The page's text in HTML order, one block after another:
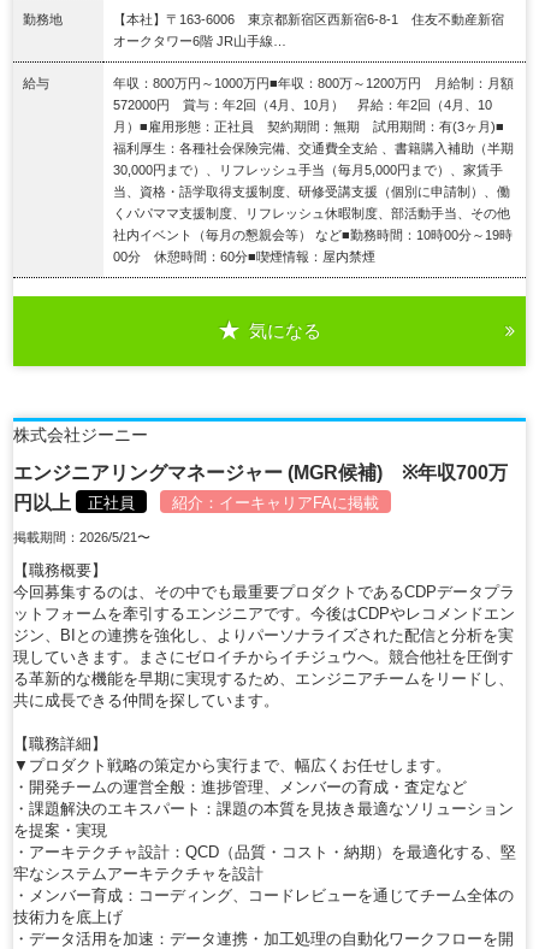
勤務地
【本社】〒163-6006 東京都新宿区西新宿6-8-1 住友不動産新宿
オークタワー6階 JR山手線…
給与
年収：800万円～1000万円■年収：800万～1200万円 月給制：月額
572000円 賞与：年2回（4月、10月） 昇給：年2回（4月、10
月）■雇用形態：正社員 契約期間：無期 試用期間：有(3ヶ月)■
福利厚生：各種社会保険完備、交通費全支給 、書籍購入補助（半期
30,000円まで）、リフレッシュ手当（毎月5,000円まで）、家賃手
当、資格・語学取得支援制度、研修受講支援（個別に申請制）、働
くパパママ支援制度、リフレッシュ休暇制度、部活動手当、その他
社内イベント（毎月の懇親会等） など■勤務時間：10時00分～19時
00分 休憩時間：60分■喫煙情報：屋内禁煙
気になる
株式会社ジーニー
エンジニアリングマネージャー (MGR候補) ※年収700万
円以上
正社員 紹介： イーキャリアFAに掲載
掲載期間：2026/5/21〜
【職務概要】
今回募集するのは、その中でも最重要プロダクトであるCDPデータプラ
ットフォームを牽引するエンジニアです。今後はCDPやレコメンドエン
ジン、BIとの連携を強化し、よりパーソナライズされた配信と分析を実
現していきます。まさにゼロイチからイチジュウへ。競合他社を圧倒す
る革新的な機能を早期に実現するため、エンジニアチームをリードし、
共に成長できる仲間を探しています。
【職務詳細】
▼プロダクト戦略の策定から実行まで、幅広くお任せします。
・開発チームの運営全般：進捗管理、メンバーの育成・査定など
・課題解決のエキスパート：課題の本質を見抜き最適なソリューション
を提案・実現
・アーキテクチャ設計：QCD（品質・コスト・納期）を最適化する、堅
牢なシステムアーキテクチャを設計
・メンバー育成：コーディング、コードレビューを通じてチーム全体の
技術力を底上げ
・データ活用を加速：データ連携・加工処理の自動化ワークフローを開